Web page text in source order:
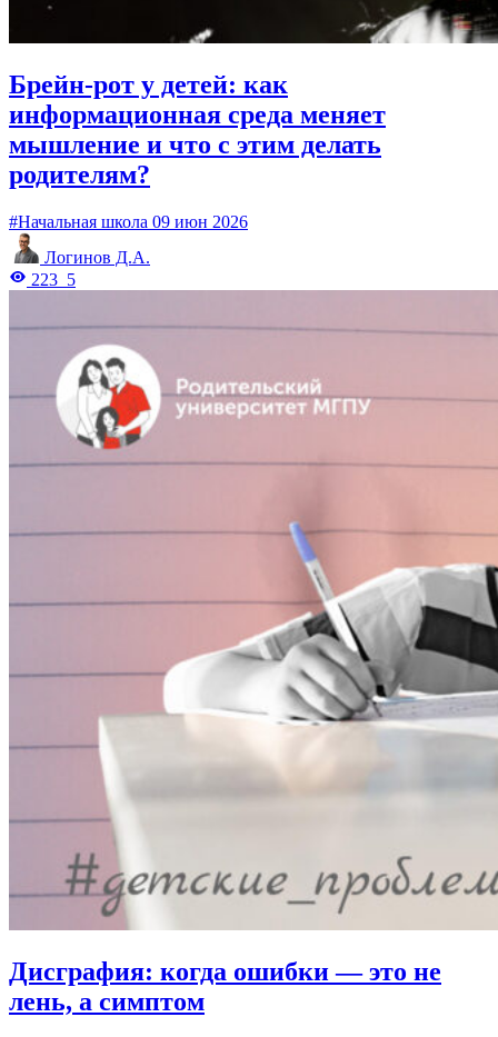
Брейн-рот у детей: как
информационная среда меняет
мышление и что с этим делать
родителям?
#Начальная школа 09 июн 2026
Логинов Д.А.
223 5
Дисграфия: когда ошибки — это не
лень, а симптом